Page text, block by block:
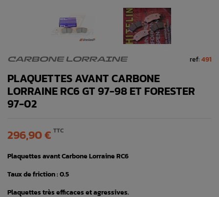
CARBONE LORRAINE ref:491
PLAQUETTES AVANT CARBONE
LORRAINE RC6 GT 97-98 ET FORESTER
97-02
296,90 € TTC
Plaquettes avant Carbone Lorraine RC6
Taux de friction : 0.5
Plaquettes très efficaces et agressives.